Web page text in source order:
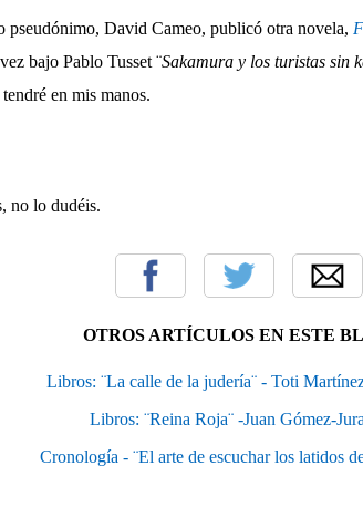
pseudónimo, David Cameo, publicó otra novela,
bajo Pablo Tusset ¨Sakamura y los turistas sin
en mis manos.
no lo dudéis.
OTROS ARTÍCULOS EN ESTE
Libros: ¨La calle de la judería¨ - Toti
Libros: ¨Reina Roja¨ -Juan Gómez-
Cronología - ¨El arte de escuchar los latidos